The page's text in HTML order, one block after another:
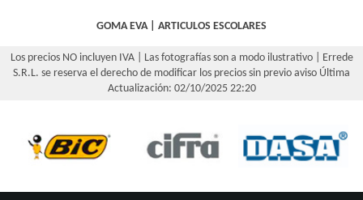
GOMA EVA| ARTICULOS ESCOLARES
Los precios NO incluyen IVA | Las fotografías son a modo ilustrativo | Errede
S.R.L. se reserva el derecho de modificar los precios sin previo aviso Última
Actualización: 02/10/2025 22:20